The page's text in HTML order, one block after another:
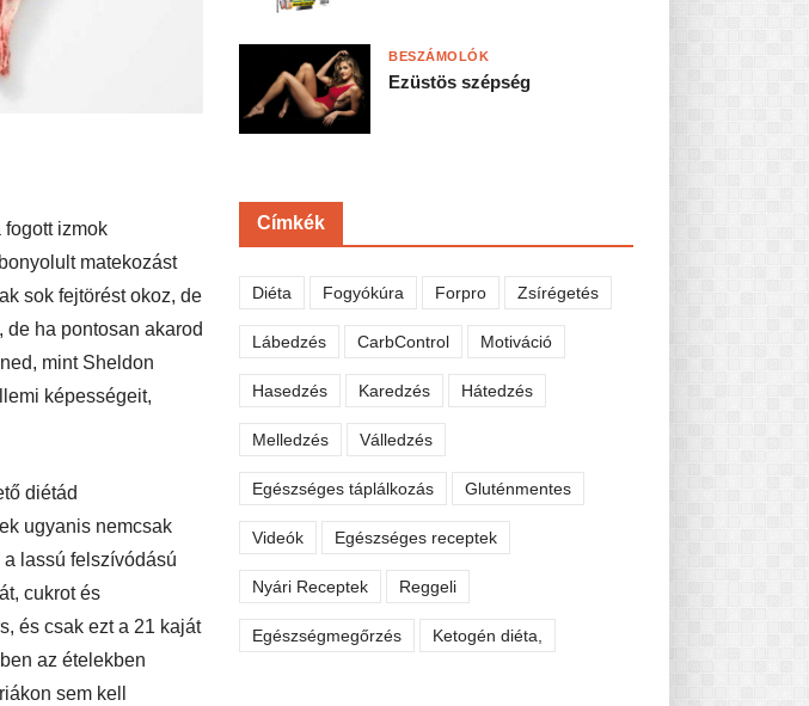
fogott izmok
matekozást
sok fejtörést okoz, de
ha pontosan akarod
mint Sheldon
képességeit,
diétád
ugyanis nemcsak
lassú felszívódású
cukrot és
és csak ezt a 21 kaját
az ételekben
sem kell
Ezüstös szépség
BESZÁMOLÓK
Címkék
Diéta Fogyókúra Forpro Zsírégetés
Lábedzés CarbControl Motiváció
Hasedzés Karedzés Hátedzés
Melledzés Válledzés
Egészséges táplálkozás Gluténmentes
Videók Egészséges receptek
Nyári Receptek Reggeli
Egészségmegőrzés Ketogén diéta,